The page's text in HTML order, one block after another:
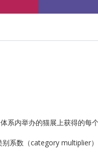
系内举办的猫展上获得的每
别系数（category multiplier